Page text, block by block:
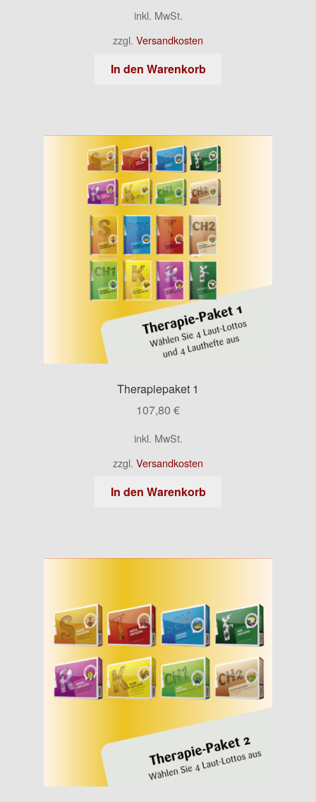
inkl. MwSt.
zzgl. Versandkosten
In den Warenkorb
Therapiepaket 1
107,80 €
inkl. MwSt.
zzgl. Versandkosten
In den Warenkorb